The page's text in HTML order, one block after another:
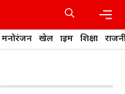
मनोरंजन खेल क्राइम शिक्षा